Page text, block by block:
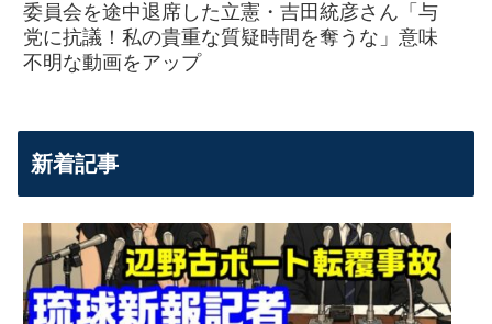
委員会を途中退席した立憲・吉田統彦さん「与
党に抗議！私の貴重な質疑時間を奪うな」意味
不明な動画をアップ
新着記事